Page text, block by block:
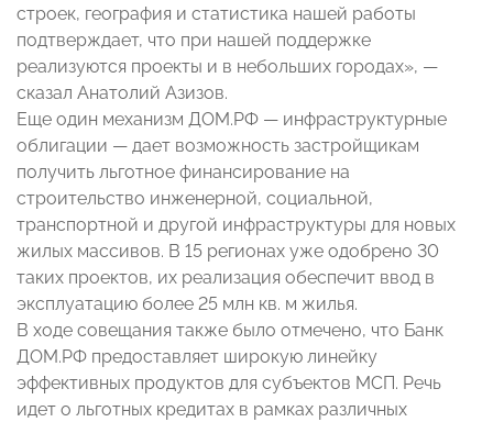
строек, география и статистика нашей работы
подтверждает, что при нашей поддержке
реализуются проекты и в небольших городах», —
сказал Анатолий Азизов.
Еще один механизм ДОМ.РФ — инфраструктурные
облигации — дает возможность застройщикам
получить льготное финансирование на
строительство инженерной, социальной,
транспортной и другой инфраструктуры для новых
жилых массивов. В 15 регионах уже одобрено 30
таких проектов, их реализация обеспечит ввод в
эксплуатацию более 25 млн кв. м жилья.
В ходе совещания также было отмечено, что Банк
ДОМ.РФ предоставляет широкую линейку
эффективных продуктов для субъектов МСП. Речь
идет о льготных кредитах в рамках различных